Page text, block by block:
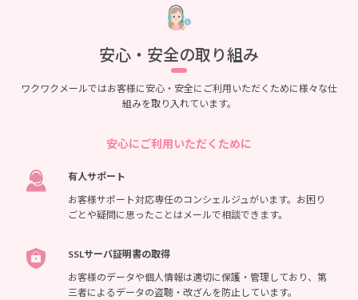
安心・安全の取り組み
ワクワクメールではお客様に安心・安全にご利用いただくために様々な仕
組みを取り入れています。
安心にご利用いただくために
有人サポート
お客様サポート対応専任のコンシェルジュがいます。お困り
ごとや疑問に思ったことはメールで相談できます。
SSLサーバ証明書の取得
お客様のデータや個人情報は適切に保護・管理しており、第
三者によるデータの盗聴・改ざんを防止しています。